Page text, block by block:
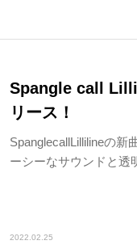
Spangle call
リース！
SpanglecallLillilineの新
ーシーなサウンドと透
2022.02.25